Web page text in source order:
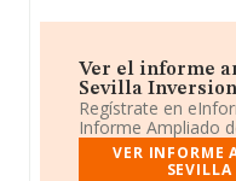
Ver el informe
Sevilla
Regístrate en
Informe Ampliado
VER INFORME